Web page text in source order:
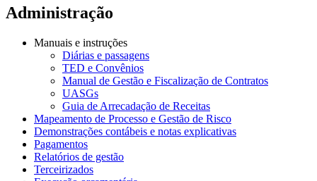
Administração
Manuais e instruções
Diárias e passagens
TED e Convênios
Manual de Gestão e Fiscalização de Contratos
UASGs
Guia de Arrecadação de Receitas
Mapeamento de Processo e Gestão de Risco
Demonstrações contábeis e notas explicativas
Pagamentos
Relatórios de gestão
Terceirizados